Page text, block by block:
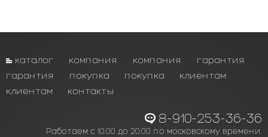
каталог компания компания
гарантия
гарантия
покупка покупка
клиентам
клиентам
контакты
8-910-253-36-36
Работаем с 10.00 до 20.00 по московскому времени.